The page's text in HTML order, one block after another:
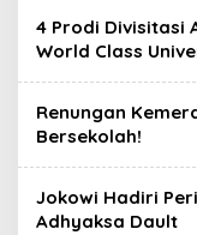
4 Prodi Divisitasi
World Class
Renungan
Bersekolah!
Jokowi Hadiri
Adhyaksa Dault